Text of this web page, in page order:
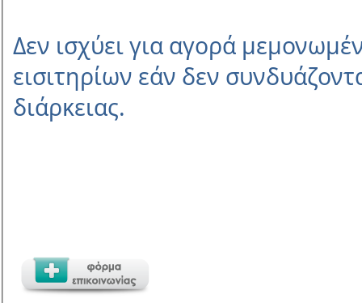
Δεν ισχύει για αγορά
εισιτηρίων εάν δεν
διάρκειας.